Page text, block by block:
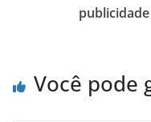
Você pode